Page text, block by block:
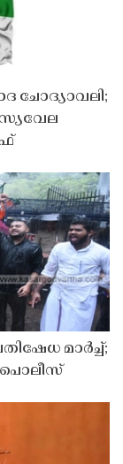
ചോദ്യാവലി;
മാർച്ച്;
പൊലീസ്